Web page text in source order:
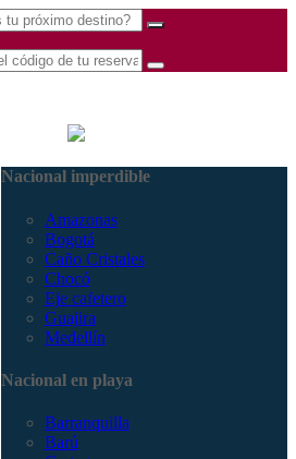
Nacional imperdible
Amazonas
Bogotá
Caño Cristales
Chocó
Eje cafetero
Guajira
Medellín
Nacional en playa
Barranquilla
Barú